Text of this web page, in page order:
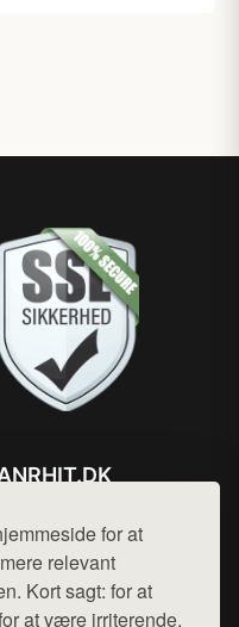
for at
relevant
Kort sagt: for at
at være irriterende.
Mail: hej@want.dk
Cookie- og privatlivspolitik